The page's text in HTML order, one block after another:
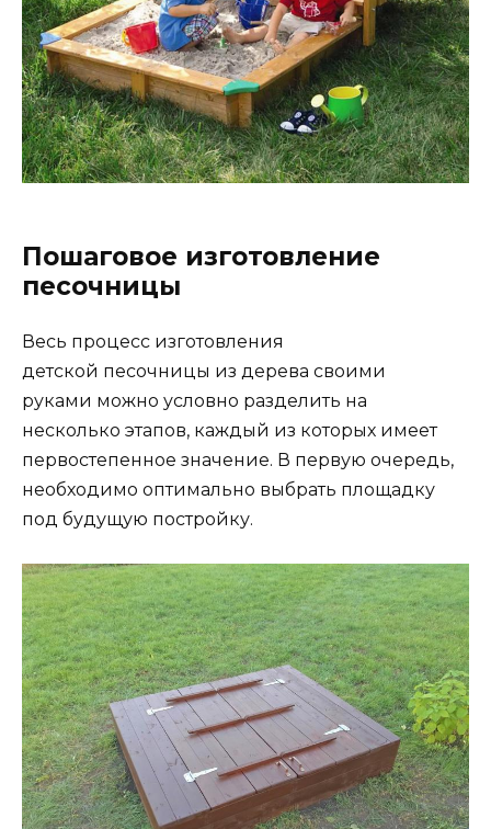
Пошаговое изготовление
песочницы
Весь процесс изготовления
детской песочницы из дерева своими
руками можно условно разделить на
несколько этапов, каждый из которых имеет
первостепенное значение. В первую очередь,
необходимо оптимально выбрать площадку
под будущую постройку.